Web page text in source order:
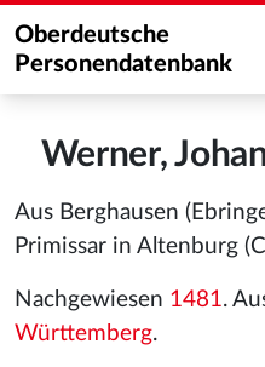
Oberdeutsche
Personendatenbank
Werner,
Aus Berghausen
Primissar in Altenburg
Nachgewiesen 1481.
Württemberg.